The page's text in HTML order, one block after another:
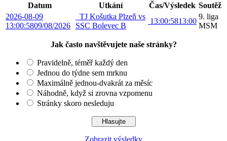
Datum Utkání Čas/Výsledek Soutěž
2026-08-09
13:00:5809/08/2026
TJ Košutka Plzeň vs
SSC Bolevec B
13:00:5813:00
9. liga
MSM
Jak často navštěvujete naše stránky?
Pravidelně, téměř každý den
Jednou do týdne sem mrknu
Maximálně jednou-dvakrát za měsíc
Náhodně, když si zrovna vzpomenu
Stránky skoro nesleduju
Zobrazit výsledky